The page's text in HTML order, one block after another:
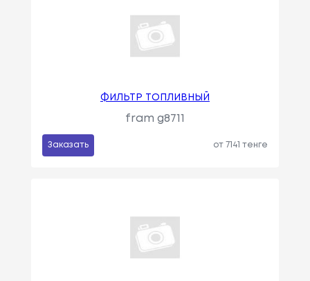
ФИЛЬТР ТОПЛИВНЫЙ
fram g8711
Заказать от 7141 тенге